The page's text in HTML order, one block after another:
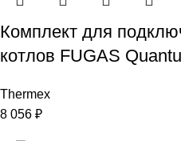
Комплект для
котлов FUGAS
Thermex
8 056 ₽